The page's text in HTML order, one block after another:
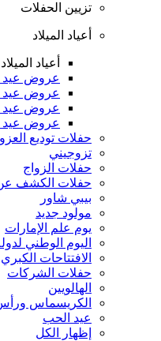
تزيين الحفلات
أعياد الميلاد
أعياد الميلاد
عروض عيد
عروض عيد
عروض عيد
عروض عيد
حفلات توديع
تزوجيني
حفلات الزواج
حفلات الكشف
بيبي شاور
مولود جديد
يوم علم الإمارات
اليوم الوطني
الافتتاحات الكبري
حفلات الشركات
الهالويين
الكريسماس
عيد الحب
إظهار الكل